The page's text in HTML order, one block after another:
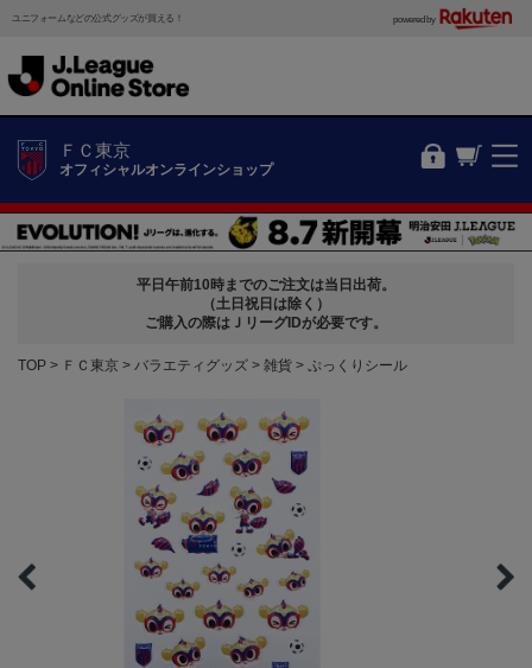
ユニフォームなどの公式グッズが買える！ powered by
ＦＣ東京
オフィシャルオンラインショップ
平日午前10時までのご注文は当日出荷。
（土日祝日は除く）
ご購入の際はＪリーグIDが必要です。
TOP ＦＣ東京 バラエティグッズ 雑貨 ぷっくりシール